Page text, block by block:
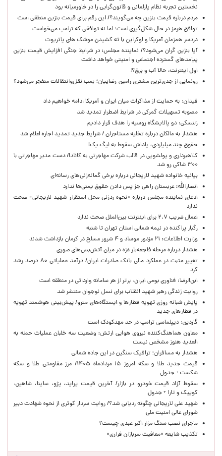
نخستین تجربه نظام پارلمانی و قانون‌گرایی را در خاورمیانه بود
مردم درباره قیمت بنزین چه می‌گویند؟/ این رقم برای قیمت بنزین منطقی است
توافق هرمز در حال شکل‌گیری است؛ اما نه توافقی که ترامپ می‌خواست
دردسر همزمان آمریکا و اوکراین با ته کشیدن موشک های پاتریوت
آیا بنزین گران می‌شود؟/ نماینده مجلس: در شرایط جنگی افزایش قیمت بنزین
پیامدهای گسترده اجتماعی و امنیتی خواهد داشت
اول اینترنت، حالا آب و برق؟!
رونمایی از جدی‌ترین مشتری رامین رضاییان؛ بمب نقل‌وانتقالات منفجر می‌شود؟
فیدان: به حمایت از مذاکرات میان ایران و آمریکا ادامه خواهیم داد
مصوبه تسهیلات گمرکی در شرایط اضطرار تمدید شد
زلنسکی: دو پالایشگاه روسیه را هدف قرار دادیم
هشدار به مالکان درباره تخلیه مستاجران / شرایط جدید تمدید اجاره اعلام شد
حقوق چند میلیاردی، پاداش سقوط به لیگ یک!
کلاهبرداری و پولشویی در قالب شرکت مهاجرتی به کانادا/ دست مدیر مهاجرتی با
۳۰۰ شاکی رو شد
بیانیه خانواده شهید لاریجانی درباره برخی گمانه‌زنی‌های رسانه‌ای
انصارالله: عربستان راهی جز پس دادن حقوق یمنی‌ها ندارد
ادعای نماینده مجلس درباره «نحوه ردزنی محل استقرار شهید لاریجانی» صحت
ندارد
اعمال ضریب ۲.۷ برای اینترنت بین‌الملل صحت ندارد
رگبار پراکنده در نیمه شمالی استان تهران تا شنبه
وزارت اطلاعات: ۲۱ مزدور موساد و ۴ شرور مسلح در کرمان بازداشت شدند
هشدار درباره مرحله فاجعه‌بار غزه در میان آتش‌بس‌های صوری
تغییر مثبت در عملکرد مالی بانک صادرات ایران/ درآمد عملیاتی ۸۰ درصد رشد
کرد
ابن‌الرضا: فناوری بومی ایران، برتر از هر سامانه وارداتی در منطقه است
روایت زندگی رهبر شهید انقلاب برای نسل نوجوان منتشر شد
پایش شبانه روزی تهویه قطارها و ایستگاه‌های مترو/ پیش‌بینی هوشمند تهویه
در قطارهای جدید
گاردین: دیپلماسی ترامپ در حد مهدکودک است
معاون هماهنگ‌کننده نیروی هوایی ارتش: وضعیت سه خلبان عملیات حمله به
العدید هنوز مشخص نیست
هشدار به مسافران؛ ترافیک سنگین در این جاده شمالی
قیمت جدید طلا و سکه امروز ۱۵ مردادماه ۱۴۰۵/ مرز مقاومتی طلا و سکه
شکست + جدول
سقوط آزاد قیمت خودرو در بازار/ آخرین قیمت پراید، پژو، ساینا، شاهین،
کوییک و تارا + جدول
شهید علی لاریجانی چگونه ردیابی شد؟/ روایت سردار کوثری از نحوه شهادت دبیر
شورای عالی امنیت ملی
ماجرای نصب سنگ مزار اکبر عبدی چیست؟
تکذیب شایعه «معافیت سربازان فراری»